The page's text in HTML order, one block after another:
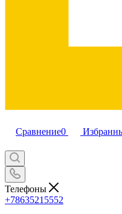
Сравнение0
Телефоны
+78635215552